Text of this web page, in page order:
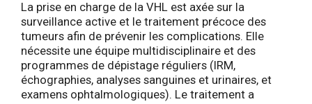
La prise en charge de la VHL est axée sur la
surveillance active et le traitement précoce des
tumeurs afin de prévenir les complications. Elle
nécessite une équipe multidisciplinaire et des
programmes de dépistage réguliers (IRM,
échographies, analyses sanguines et urinaires, et
examens ophtalmologiques). Le traitement a